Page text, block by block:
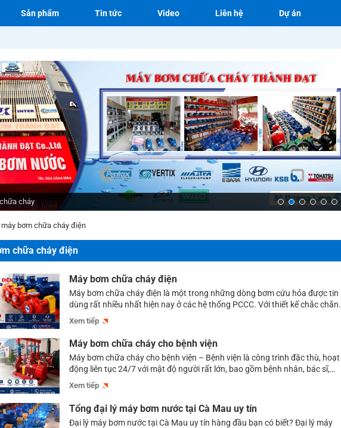
Sản phẩm Tin tức Video Liên hệ Dự án
cháy
máy bơm chữa cháy điện
chữa cháy điện
Máy bơm chữa cháy điện
Máy bơm chữa cháy điện là một trong những dòng bơm cứu hỏa được tin
dùng rất nhiều nhất hiện nay ở các hệ thống PCCC. Với thiết kế chắc chắn,
hoạt động ổn định, thân thiện với môi trường, các sản phẩm bơm chữa
cháy điện đang được rất nhiều chủ đầu tư tin […]
Xem tiếp
Máy bơm chữa cháy cho bệnh viện
Máy bơm chữa cháy cho bệnh viện – Bệnh viện là công trình đặc thù, hoạt
động liên tục 24/7 với mật độ người rất lớn, bao gồm bệnh nhân, bác sĩ,
điều dưỡng, người nhà và nhân viên y tế. Đặc biệt, nhiều bệnh nhân không
thể tự di chuyển hoặc cần các thiết […]
Xem tiếp
Tổng đại lý máy bơm nước tại Cà Mau uy tín
Đại lý máy bơm nước tại Cà Mau uy tín hàng đầu bạn có biết? Đại lý máy